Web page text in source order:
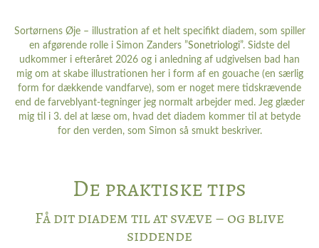
Sortørnens Øje – illustration af et helt specifikt diadem, som spiller
en afgørende rolle i Simon Zanders ”Sonetriologi”. Sidste del
udkommer i efteråret 2026 og i anledning af udgivelsen bad han
mig om at skabe illustrationen her i form af en gouache (en særlig
form for dækkende vandfarve), som er noget mere tidskrævende
end de farveblyant-tegninger jeg normalt arbejder med. Jeg glæder
mig til i 3. del at læse om, hvad det diadem kommer til at betyde
for den verden, som Simon så smukt beskriver.
De praktiske tips
Få dit diadem til at svæve – og blive
siddende